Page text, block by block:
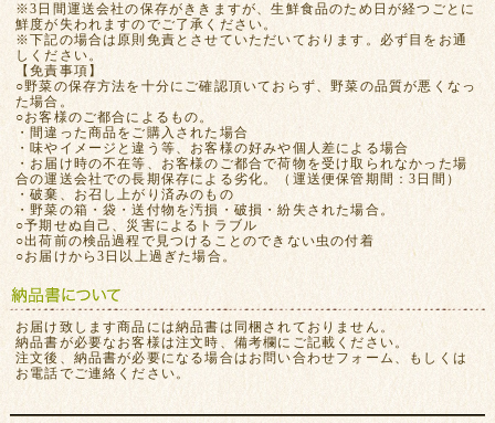
※3日間運送会社の保存がききますが、生鮮食品のため日が経つごとに
鮮度が失われますのでご了承ください。
※下記の場合は原則免責とさせていただいております。必ず目をお通
しください。
【免責事項】
○野菜の保存方法を十分にご確認頂いておらず、野菜の品質が悪くなっ
た場合。
○お客様のご都合によるもの。
・間違った商品をご購入された場合
・味やイメージと違う等、お客様の好みや個人差による場合
・お届け時の不在等、お客様のご都合で荷物を受け取られなかった場
合の運送会社での長期保存による劣化。（運送便保管期間：3日間）
・破棄、お召し上がり済みのもの
・野菜の箱・袋・送付物を汚損・破損・紛失された場合。
○予期せぬ自己、災害によるトラブル
○出荷前の検品過程で見つけることのできない虫の付着
○お届けから3日以上過ぎた場合。
お届け致します商品には納品書は同梱されておりません。
納品書が必要なお客様は注文時、備考欄にご記載ください。
注文後、納品書が必要になる場合はお問い合わせフォーム、もしくは
お電話でご連絡ください。